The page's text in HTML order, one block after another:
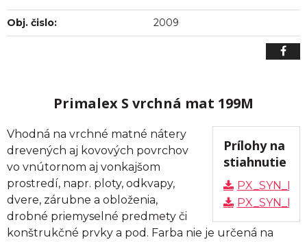
Obj. čislo: 2009
Primalex S vrchná mat 199M
Prílohy na
stiahnutie
Vhodná na vrchné matné nátery
drevených aj kovových povrchov
vo vnútornom aj vonkajšom
prostredí, napr. ploty, odkvapy,
dvere, zárubne a obloženia,
drobné priemyselné predmety či
konštrukčné prvky a pod. Farba nie je určená na